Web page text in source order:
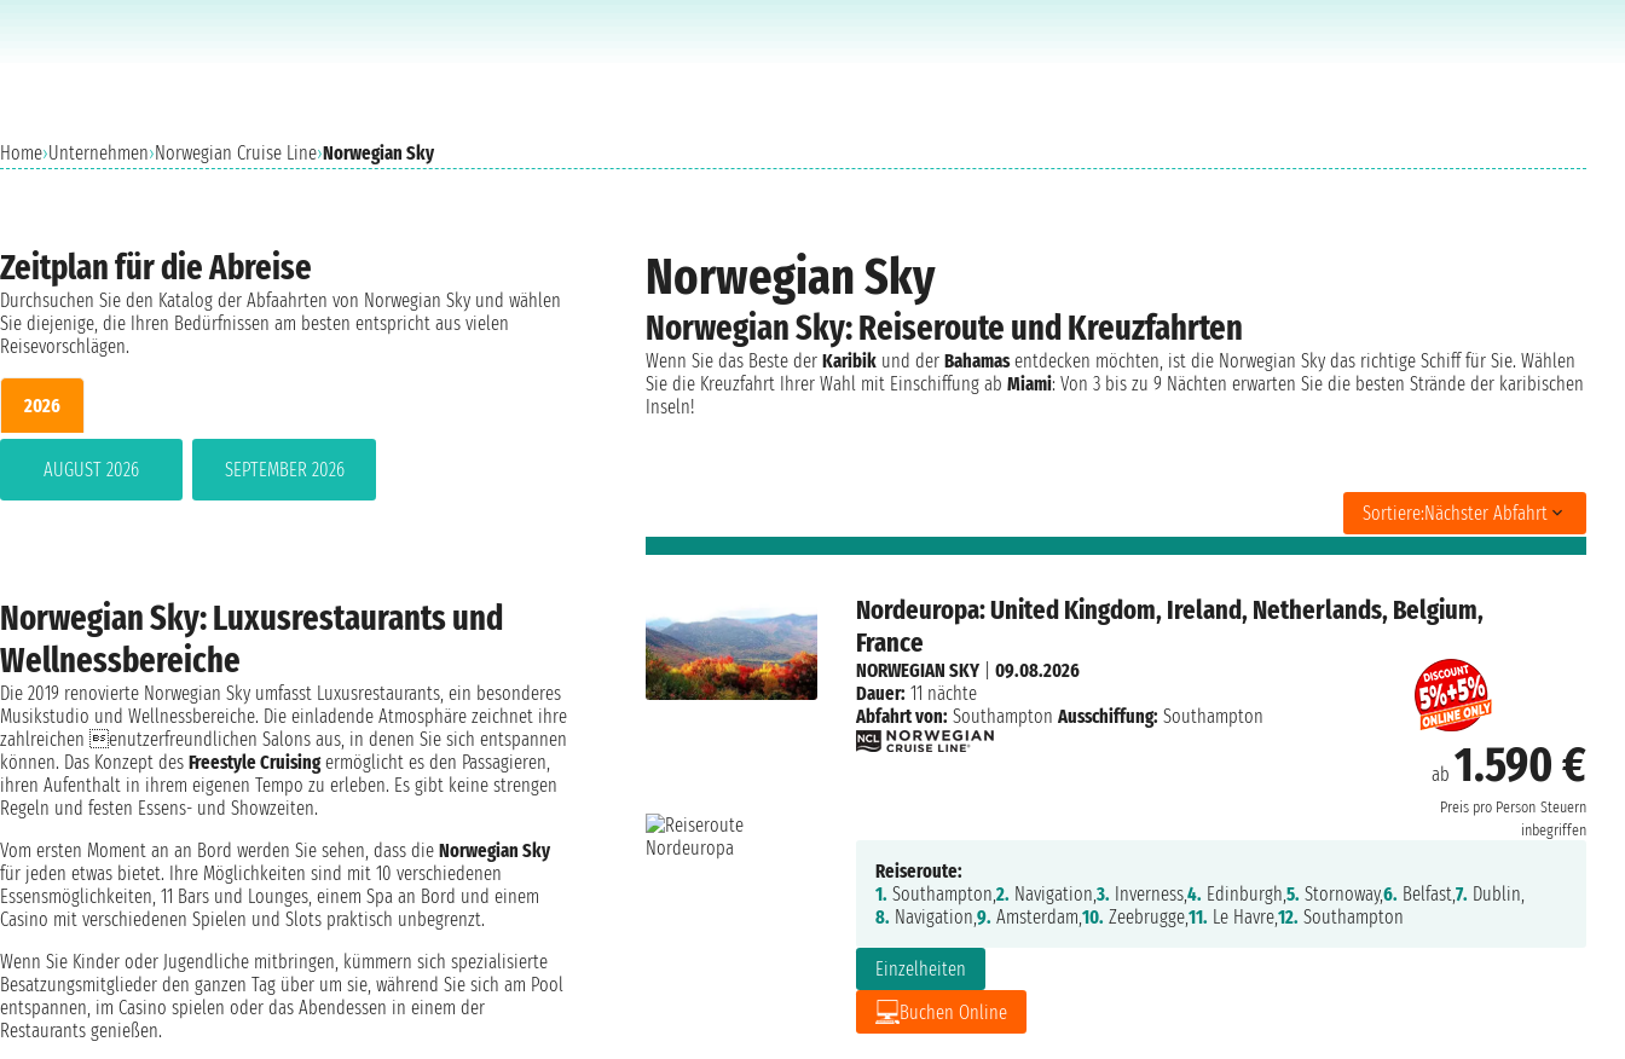
Home›Unternehmen›Norwegian Cruise Line›Norwegian Sky
Norwegian Sky
Norwegian Sky: Reiseroute und Kreuzfahrten
Wenn Sie das Beste derKaribik und derBahamasentdecken möchten, ist die Norwegian Sky das richtige Schiff für Sie. Wählen
Sie die Kreuzfahrt Ihrer Wahl mit Einschiffung abMiami: Von 3 bis zu 9 Nächten erwarten Sie die besten Strände der karibischen
Inseln!
Sortiere:Nächster Abfahrt
Nordeuropa: United Kingdom, Ireland, Netherlands, Belgium,
France
ab 1.590 €
Preis pro Person Steuern
inbegriffen
Einzelheiten
Buchen Online
NORWEGIAN SKY| 09.08.2026
Dauer: 11 nächte
Abfahrt von: Southampton Ausschiffung: Southampton
Reiseroute:
1. Southampton,2. Navigation,3. Inverness,4. Edinburgh,5. Stornoway,6. Belfast,7. Dublin,
8. Navigation,9. Amsterdam,10. Zeebrugge,11. Le Havre,12. Southampton
Zeitplan für die Abreise
Durchsuchen Sie den Katalog der Abfaahrten von Norwegian Sky und wählen
Sie diejenige, die Ihren Bedürfnissen am besten entspricht aus vielen
Reisevorschlägen.
2026
AUGUST 2026 SEPTEMBER 2026
Norwegian Sky: Luxusrestaurants und
Wellnessbereiche
Die 2019 renovierte Norwegian Sky umfasst Luxusrestaurants, ein besonderes
Musikstudio und Wellnessbereiche. Die einladende Atmosphäre zeichnet ihre
zahlreichen enutzerfreundlichen Salons aus, in denen Sie sich entspannen
können. Das Konzept des Freestyle Cruisingermöglicht es den Passagieren,
ihren Aufenthalt in ihrem eigenen Tempo zu erleben. Es gibt keine strengen
Regeln und festen Essens- und Showzeiten.
Vom ersten Moment an an Bord werden Sie sehen, dass die Norwegian Sky
für jeden etwas bietet. Ihre Möglichkeiten sind mit 10 verschiedenen
Essensmöglichkeiten, 11 Bars und Lounges, einem Spa an Bord und einem
Casino mit verschiedenen Spielen und Slots praktisch unbegrenzt.
Wenn Sie Kinder oder Jugendliche mitbringen, kümmern sich spezialisierte
Besatzungsmitglieder den ganzen Tag über um sie, während Sie sich am Pool
entspannen, im Casino spielen oder das Abendessen in einem der
Restaurants genießen.